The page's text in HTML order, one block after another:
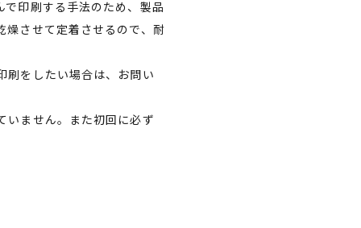
印刷する手法のため、製品
燥させて定着させるので、耐
刷をしたい場合は、お問い
いません。また初回に必ず